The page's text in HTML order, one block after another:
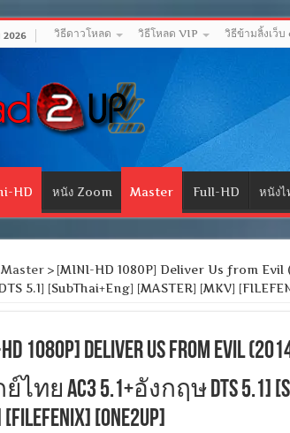
2026 วิธีดาวโหลด วิธีโหลด VIP วิธีข้ามลิ้งเว็
HD หนัง Zoom Master Full-HD หนังไ
Master > [MINI-HD 1080P] Deliver Us from Evil
5.1] [SubThai+Eng] [MASTER] [MKV]
HD 1080P] Deliver Us from Evil
ทย AC3 5.1+อังกฤษ DTS 5.1]
[ONE2UP]